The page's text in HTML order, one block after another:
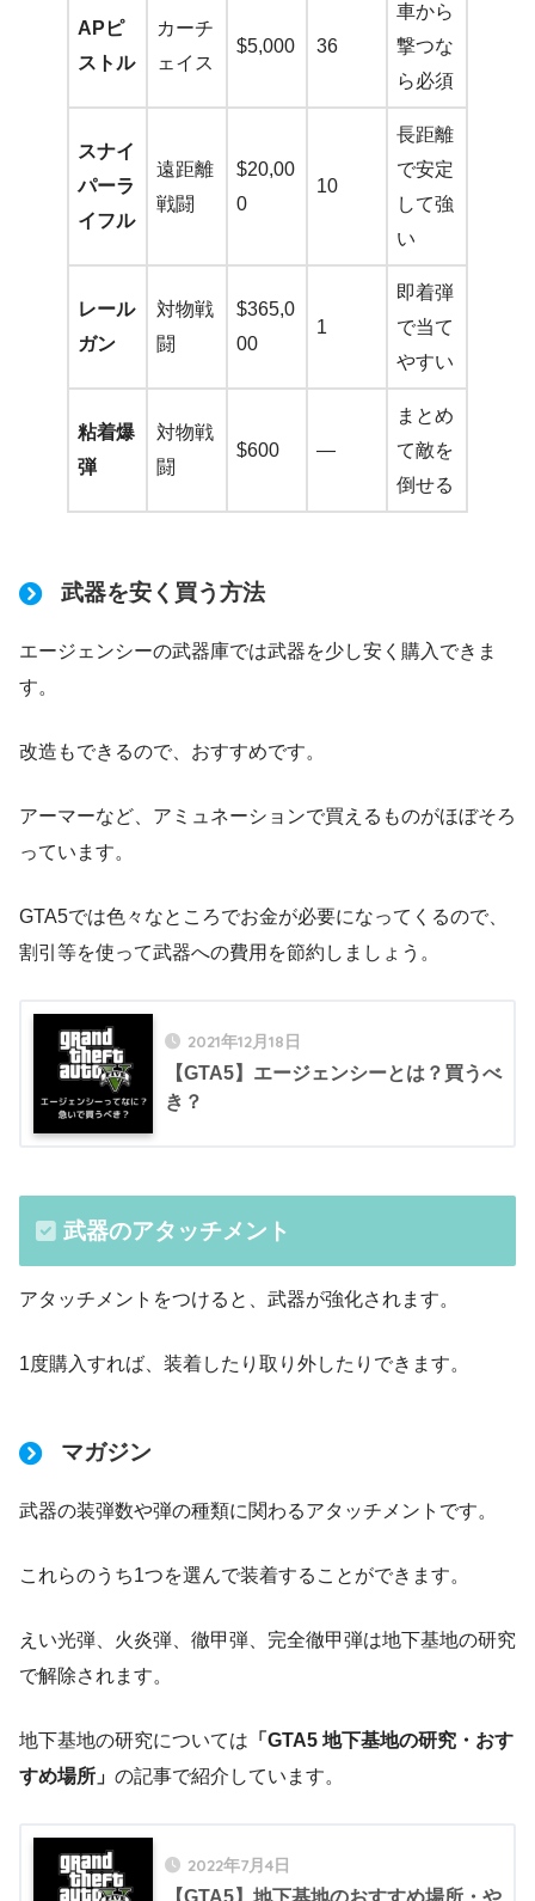
APピ
ストル
カーチ
ェイス
$5,000 36
車から
撃つな
ら必須
スナイ
パーラ
イフル
遠距離
戦闘
$20,00
0
10
長距離
で安定
して強
い
レール
ガン
対物戦
闘
$365,0
00
1
即着弾
で当て
やすい
粘着爆
弾
対物戦
闘
$600 —
まとめ
て敵を
倒せる
武器を安く買う方法
エージェンシーの武器庫では武器を少し安く購入できま
す。
改造もできるので、おすすめです。
アーマーなど、アミュネーションで買えるものがほぼそろ
っています。
GTA5では色々なところでお金が必要になってくるので、
割引等を使って武器への費用を節約しましょう。
2021年12月18日
【GTA5】エージェンシーとは？買うべ
き？
武器のアタッチメント
アタッチメントをつけると、武器が強化されます。
1度購入すれば、装着したり取り外したりできます。
マガジン
武器の装弾数や弾の種類に関わるアタッチメントです。
これらのうち1つを選んで装着することができます。
えい光弾、火炎弾、徹甲弾、完全徹甲弾は地下基地の研究
で解除されます。
地下基地の研究については 「GTA5 地下基地の研究・おす
すめ場所」 の記事で紹介しています。
2022年7月4日